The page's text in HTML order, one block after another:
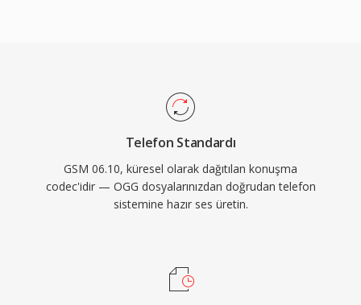
Telefon Standardı
GSM 06.10, küresel olarak dağıtılan konuşma
codec'idir — OGG dosyalarınızdan doğrudan telefon
sistemine hazır ses üretin.